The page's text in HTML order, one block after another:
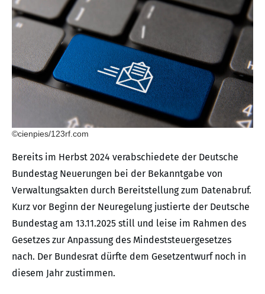
©cienpies/123rf.com
Bereits im Herbst 2024 verabschiedete der Deutsche
Bundestag Neuerungen bei der Bekanntgabe von
Verwaltungsakten durch Bereitstellung zum Datenabruf.
Kurz vor Beginn der Neuregelung justierte der Deutsche
Bundestag am 13.11.2025 still und leise im Rahmen des
Gesetzes zur Anpassung des Mindeststeuergesetzes
nach. Der Bundesrat dürfte dem Gesetzentwurf noch in
diesem Jahr zustimmen.